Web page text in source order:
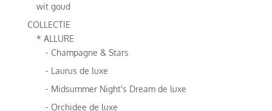
wit goud
COLLECTIE
* ALLURE
- Champagne & Stars
- Laurus de luxe
- Midsummer Night's Dream de luxe
- Orchidee de luxe